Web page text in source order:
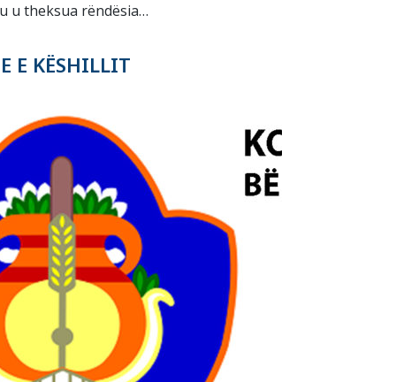
u theksua rëndësia…
E KËSHILLIT